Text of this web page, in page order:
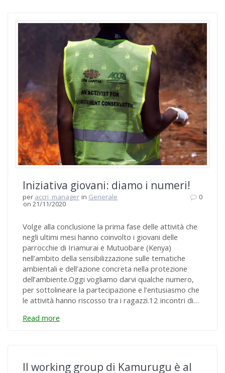
Iniziativa giovani: diamo i numeri!
per accri_manager in Generale
on 21/11/2020
0
Volge alla conclusione la prima fase delle attività che
negli ultimi mesi hanno coinvolto i giovani delle
parrocchie di Iriamurai e Mutuobare (Kenya)
nell’ambito della sensibilizzazione sulle tematiche
ambientali e dell’azione concreta nella protezione
dell’ambiente.Oggi vogliamo darvi qualche numero,
per sottolineare la partecipazione e l’entusiasmo che
le attività hanno riscosso tra i ragazzi.12 incontri di…
Read more
Il working group di Kamurugu è al